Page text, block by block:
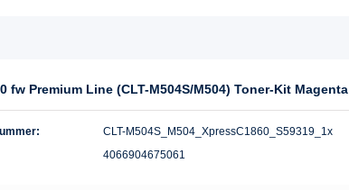
fw Premium Line (CLT-M504S/M504) Toner-Kit Magenta
CLT-M504S_M504_XpressC1860_S59319_1x
4066904675061